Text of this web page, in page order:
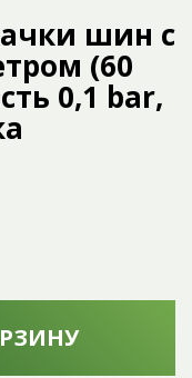
шин с
(60
0,1 bar,